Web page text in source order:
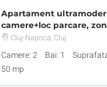
Apartament
camere+loc parcare,
Dorobantilor
Cluj-Napoca, Cluj
Camere: 2 Bai: 1
50 mp